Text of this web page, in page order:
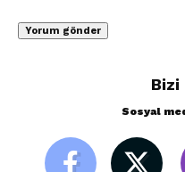
Bizi
Sosyal